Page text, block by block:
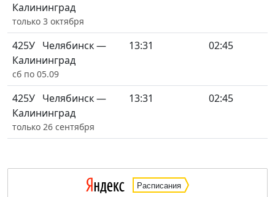
Калининград
только 3 октября
425У Челябинск —
Калининград
сб по 05.09
13:31 02:45
425У Челябинск —
Калининград
только 26 сентября
13:31 02:45
Расписания